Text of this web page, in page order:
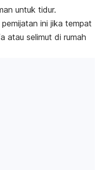
untuk tidur.
ini jika tempat
atau selimut di rumah